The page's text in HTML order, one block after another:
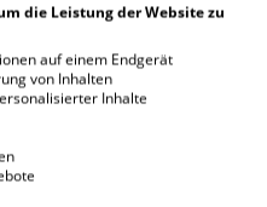
die Leistung der Website zu
auf einem Endgerät
von Inhalten
Inhalte